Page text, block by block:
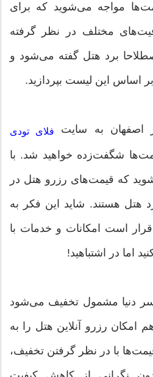
مواجه می‌شوید که برای
مختلف در نظر گرفته
برد هتل گفته می‌شود و
اساس این لیست بپردازید.
اصفهان به سایت فلای تودی
شگفت‌زده خواهید شد. با
که قیمت‌های رزرو هتل در
هتل هستند. شاید این فکر به
است امکانات و خدمات با
اما در اشتباهید!
دنیا مشمول تخفیف می‌شود
امکان رزرو آنلاین هتل را به
با در نظر گرفتن تخفیف،